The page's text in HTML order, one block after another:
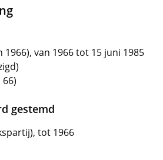
van 1966 tot 15 juni 1985
gestemd
tot 1966